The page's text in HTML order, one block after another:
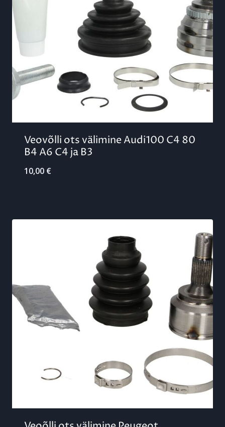
Veovõlli ots välimine Audi100 C4 80
B4 A6 C4 ja B3
10,00 €